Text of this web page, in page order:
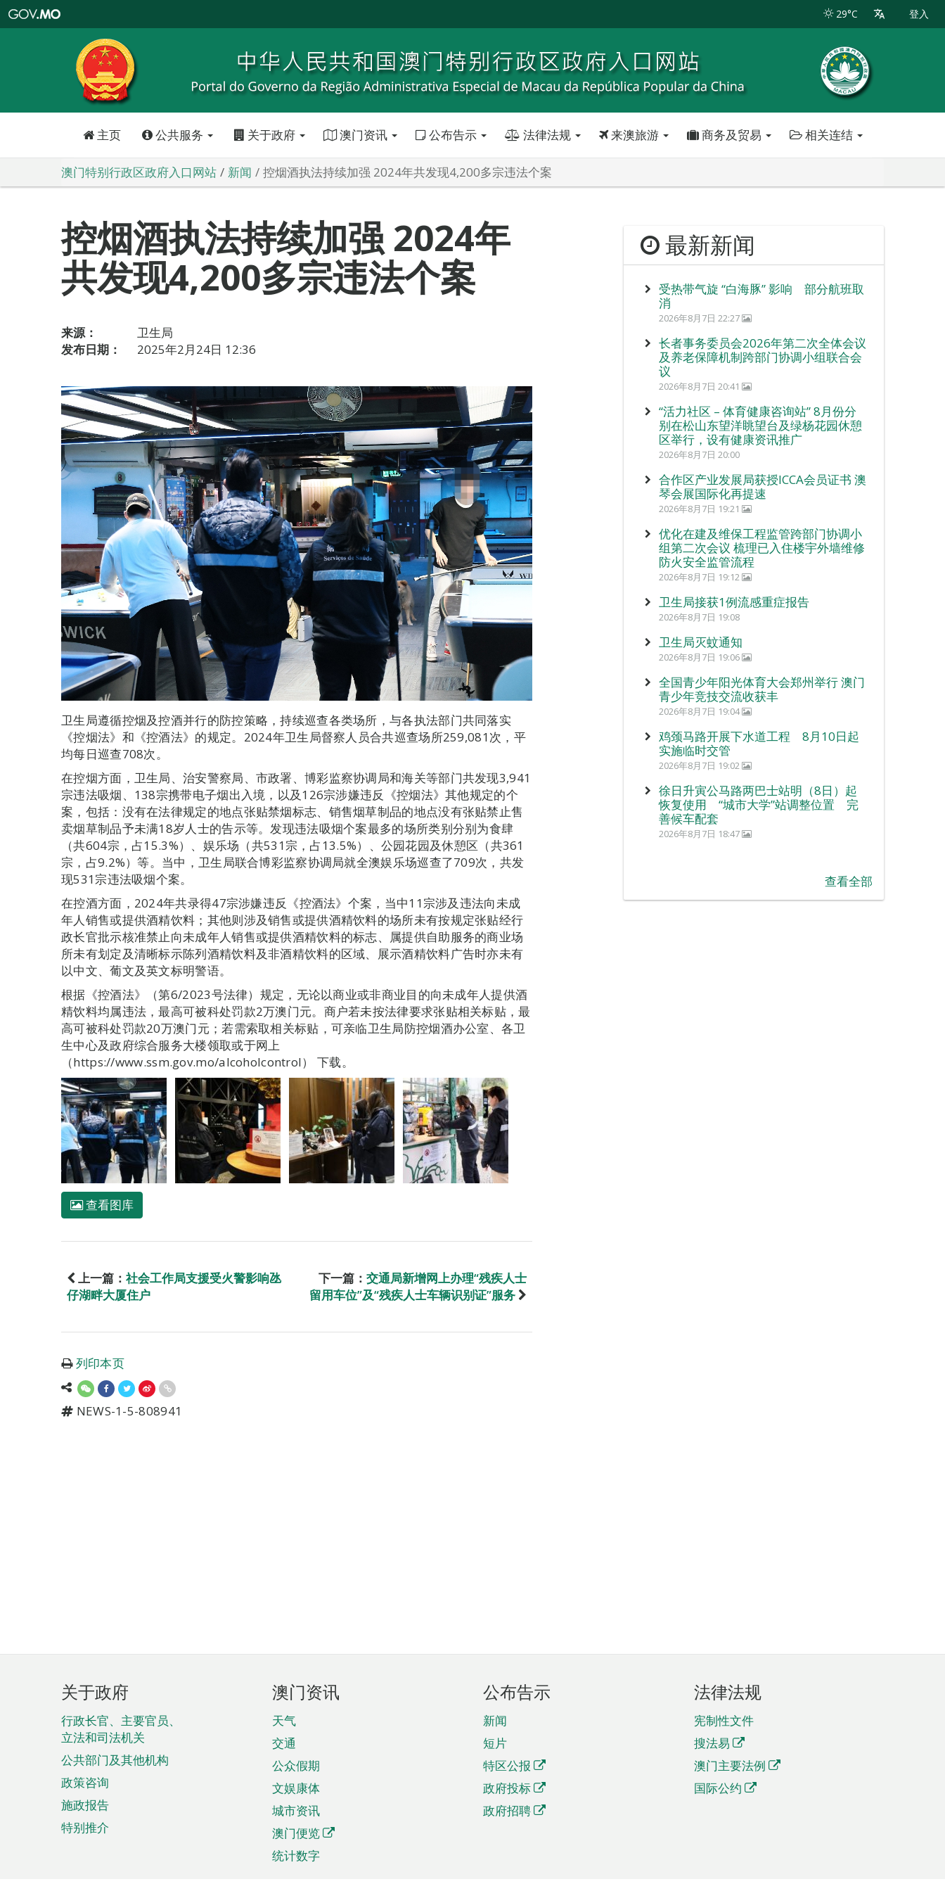
特
政
区
政
口
29°C 登入
主页 公共服务 关于政府 澳门资讯 公布告示 法律法规 来澳旅游 商务及贸易 相关连结
澳门特别行政区政府入口网站 新闻 控烟酒执法持续加强 2024年共发现4,200多宗违法个案
控烟酒执法持续加强 2024年
共发现4,200多宗违法个案
来源：
卫生局
发布日期：
2025年2月24日 12:36
卫生局遵循控烟及控酒并行的防控策略，持续巡查各类场所，与各执法部门共同落实
《控烟法》和《控酒法》的规定。2024年卫生局督察人员合共巡查场所259,081次，平
均每日巡查708次。
在控烟方面，卫生局、治安警察局、市政署、博彩监察协调局和海关等部门共发现3,941
宗违法吸烟、138宗携带电子烟出入境，以及126宗涉嫌违反《控烟法》其他规定的个
案，包括：没有在法律规定的地点张贴禁烟标志、销售烟草制品的地点没有张贴禁止售
卖烟草制品予未满18岁人士的告示等。发现违法吸烟个案最多的场所类别分别为食肆
（共604宗，占15.3%）、娱乐场（共531宗，占13.5%）、公园花园及休憩区（共361
宗，占9.2%）等。当中，卫生局联合博彩监察协调局就全澳娱乐场巡查了709次，共发
现531宗违法吸烟个案。
在控酒方面，2024年共录得47宗涉嫌违反《控酒法》个案，当中11宗涉及违法向未成
年人销售或提供酒精饮料；其他则涉及销售或提供酒精饮料的场所未有按规定张贴经行
政长官批示核准禁止向未成年人销售或提供酒精饮料的标志、属提供自助服务的商业场
所未有划定及清晰标示陈列酒精饮料及非酒精饮料的区域、展示酒精饮料广告时亦未有
以中文、葡文及英文标明警语。
根据《控酒法》（第6/2023号法律）规定，无论以商业或非商业目的向未成年人提供酒
精饮料均属违法，最高可被科处罚款2万澳门元。商户若未按法律要求张贴相关标贴，最
高可被科处罚款20万澳门元；若需索取相关标贴，可亲临卫生局防控烟酒办公室、各卫
生中心及政府综合服务大楼领取或于网上
（https://www.ssm.gov.mo/alcoholcontrol） 下载。
查看图库
上一篇： 社会工作局支援受火警影响氹
仔湖畔大厦住户
下一篇： 交通局新增网上办理“残疾人士
留用车位”及“残疾人士车辆识别证”服务
列印本页
NEWS-1-5-808941
最新新闻
受热带气旋 “白海豚” 影响 部分航班取
消
2026年8月7日 22:27
长者事务委员会2026年第二次全体会议
及养老保障机制跨部门协调小组联合会
议
2026年8月7日 20:41
“活力社区 – 体育健康咨询站” 8月份分
别在松山东望洋眺望台及绿杨花园休憩
区举行，设有健康资讯推广
2026年8月7日 20:00
合作区产业发展局获授ICCA会员证书 澳
琴会展国际化再提速
2026年8月7日 19:21
优化在建及维保工程监管跨部门协调小
组第二次会议 梳理已入住楼宇外墙维修
防火安全监管流程
2026年8月7日 19:12
卫生局接获1例流感重症报告
2026年8月7日 19:08
卫生局灭蚊通知
2026年8月7日 19:06
全国青少年阳光体育大会郑州举行 澳门
青少年竞技交流收获丰
2026年8月7日 19:04
鸡颈马路开展下水道工程 8月10日起
实施临时交管
2026年8月7日 19:02
徐日升寅公马路两巴士站明（8日）起
恢复使用 “城市大学”站调整位置 完
善候车配套
2026年8月7日 18:47
查看全部
页
脚
菜
单
关于政府
行政长官、主要官员、
立法和司法机关
公共部门及其他机构
政策咨询
施政报告
特别推介
澳门资讯
天气
交通
公众假期
文娱康体
城市资讯
澳门便览
统计数字
公布告示
新闻
短片
特区公报
政府投标
政府招聘
法律法规
宪制性文件
搜法易
澳门主要法例
国际公约